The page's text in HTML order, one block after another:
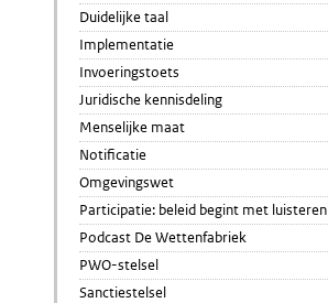
Duidelijke taal
Implementatie
Invoeringstoets
Juridische kennisdeling
Menselijke maat
Notificatie
Omgevingswet
Participatie: beleid begint met luisteren
Podcast De Wettenfabriek
PWO-stelsel
Sanctiestelsel